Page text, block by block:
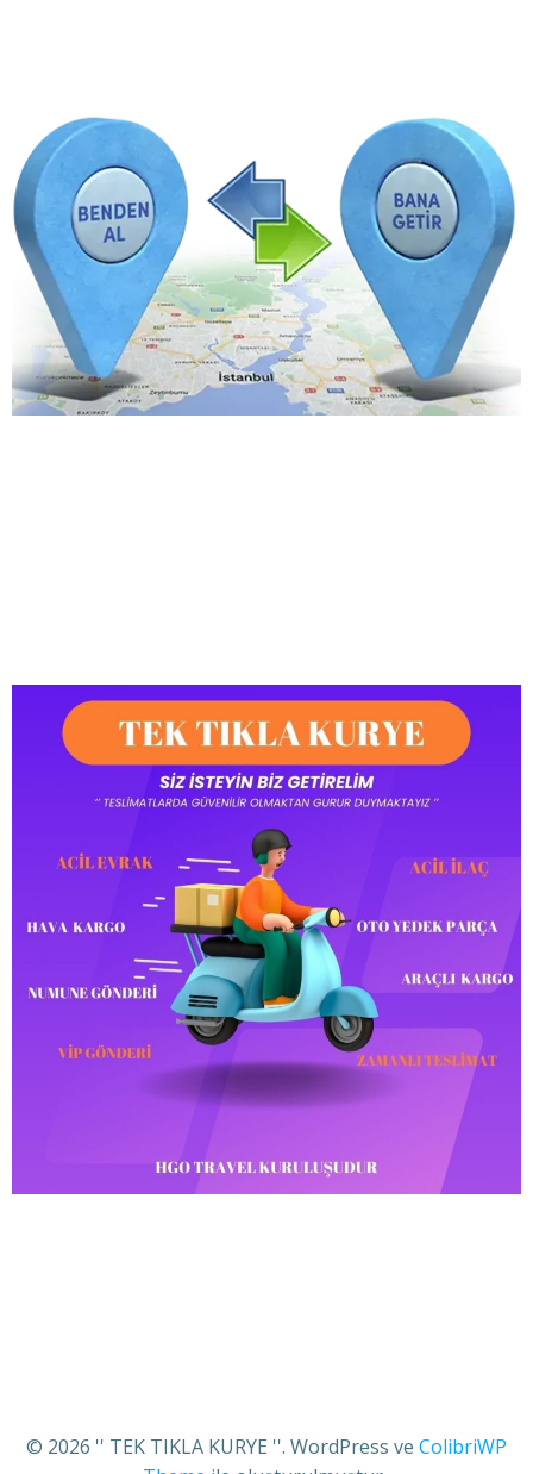
© 2026 '' TEK TIKLA KURYE ''. WordPress ve ColibriWP